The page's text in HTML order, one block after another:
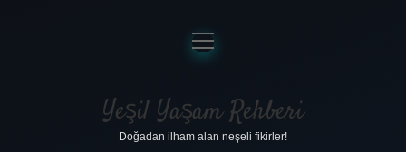
Anasayfa
Gizlilik Politikası
Yasal Uyarı
menüyü
aç
Yeşil Yaşam Rehberi
Doğadan ilham alan neşeli fikirler!